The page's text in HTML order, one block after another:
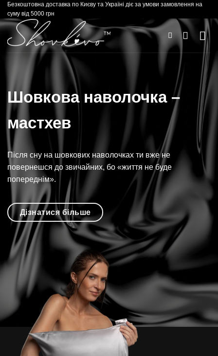
Skip
to
content
Безкоштовна доставка по Києву та Україні діє за умови замовлення на
суму від 5000 грн
Шовкова наволочка –
мастхев
Після сну на шовкових наволочках ти вже не
повернешся до звичайних, бо «життя не буде
попереднім».
Дізнатися більше